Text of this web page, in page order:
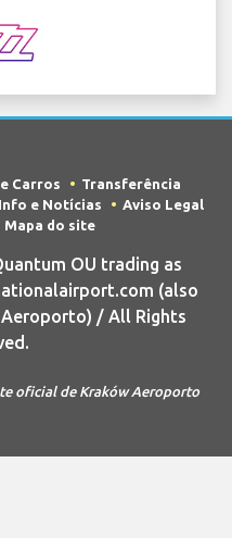
Carros
Transferência
Info e Notícias
Aviso Legal
Mapa do site
OU trading as
(also
/ All Rights
oficial de Kraków Aeroporto